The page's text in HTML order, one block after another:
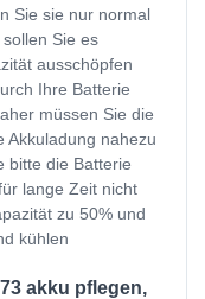
Sie sie nur normal
Sie es
ausschöpfen
Ihre Batterie
müssen Sie die
Akkuladung nahezu
bitte die Batterie
lange Zeit nicht
zu 50% und
kühlen
akku pflegen,